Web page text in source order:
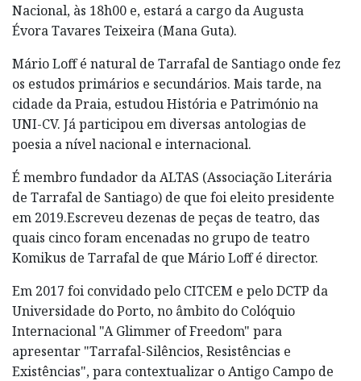
Nacional, às 18h00 e, estará a cargo da Augusta
Évora Tavares Teixeira (Mana Guta).
Mário Loff é natural de Tarrafal de Santiago onde fez
os estudos primários e secundários. Mais tarde, na
cidade da Praia, estudou História e Património na
UNI-CV. Já participou em diversas antologias de
poesia a nível nacional e internacional.
É membro fundador da ALTAS (Associação Literária
de Tarrafal de Santiago) de que foi eleito presidente
em 2019.Escreveu dezenas de peças de teatro, das
quais cinco foram encenadas no grupo de teatro
Komikus de Tarrafal de que Mário Loff é director.
Em 2017 foi convidado pelo CITCEM e pelo DCTP da
Universidade do Porto, no âmbito do Colóquio
Internacional "A Glimmer of Freedom" para
apresentar "Tarrafal-Silêncios, Resistências e
Existências", para contextualizar o Antigo Campo de